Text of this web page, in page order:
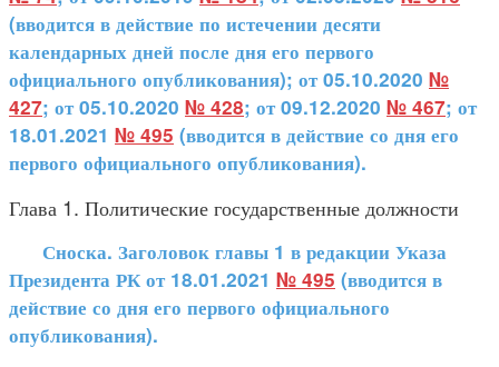
(вводится в действие по истечении десяти
календарных дней после дня его первого
официального опубликования); от 05.10.2020 №
427; от 05.10.2020 № 428; от 09.12.2020 № 467; от
18.01.2021 № 495 (вводится в действие со дня его
первого официального опубликования).
Глава 1. Политические государственные должности
Сноска. Заголовок главы 1 в редакции Указа
Президента РК от 18.01.2021 № 495 (вводится в
действие со дня его первого официального
опубликования).